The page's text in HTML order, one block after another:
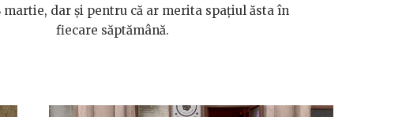
martie, dar și pentru că ar merita spațiul ăsta în
fiecare săptămână.